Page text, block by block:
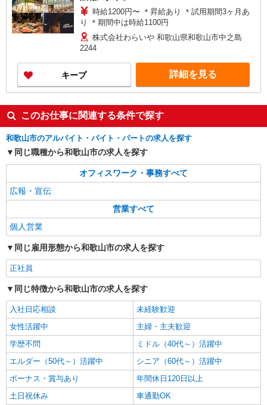
時給1200円〜 ＊昇給あり ＊試用期間3ヶ月あ
り ＊期間中は時給1100円
株式会社わらいや 和歌山県和歌山市中之島
2244
キープ 詳細を見る
このお仕事に関連する条件で探す
和歌山市のアルバイト・バイト・パートの求人を探す
同じ職種から和歌山市の求人を探す
オフィスワーク・事務すべて
広報・宣伝
営業すべて
個人営業
同じ雇用形態から和歌山市の求人を探す
正社員
同じ特徴から和歌山市の求人を探す
入社日応相談
未経験歓迎
女性活躍中
主婦・主夫歓迎
学歴不問
ミドル（40代～）活躍中
エルダー（50代～）活躍中
シニア（60代～）活躍中
ボーナス・賞与あり
年間休日120日以上
土日祝休み
車通勤OK